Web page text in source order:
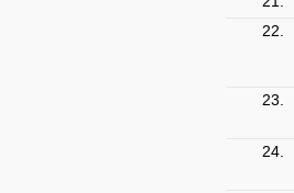
22.
23.
24.